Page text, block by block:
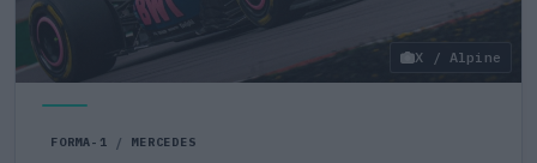
X / Alpine
FORMA-1 / MERCEDES